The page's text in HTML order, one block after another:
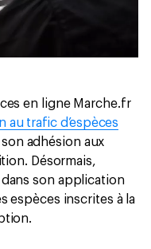
en ligne Marche.fr
trafic d’espèces
adhésion aux
Désormais,
son application
espèces inscrites à la